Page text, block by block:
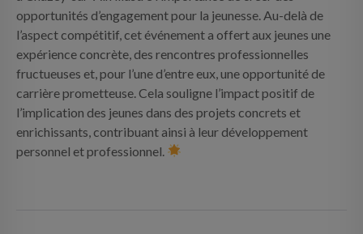
opportunités d’engagement pour la jeunesse. Au-delà de
l’aspect compétitif, cet événement a offert aux jeunes une
expérience concrète, des rencontres professionnelles
fructueuses et, pour l’une d’entre eux, une opportunité de
carrière prometteuse. Cela souligne l’impact positif de
l’implication des jeunes dans des projets concrets et
enrichissants, contribuant ainsi à leur développement
personnel et professionnel.